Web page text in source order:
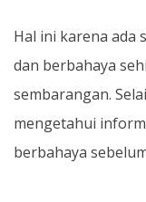
Hal ini karena ada
dan berbahaya
sembarangan.
mengetahui
berbahaya